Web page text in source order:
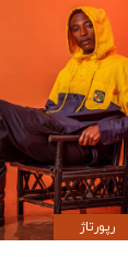
رپورتاژ